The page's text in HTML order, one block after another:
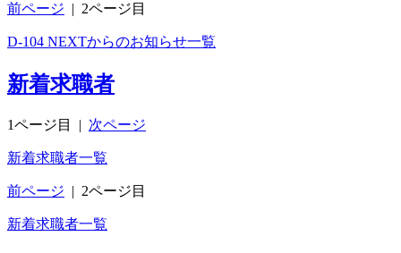
前ページ | 2ページ目
D-104 NEXTからのお知らせ一覧
新着求職者
1ページ目 | 次ページ
新着求職者一覧
前ページ | 2ページ目
新着求職者一覧